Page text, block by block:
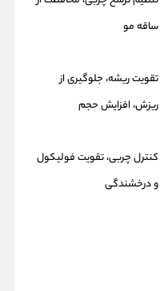
ساقه مو
تقویت ریشه، جلوگیری از
ریزش، افزایش حجم
کنترل چربی، تقویت فولیکول
و درخشندگی